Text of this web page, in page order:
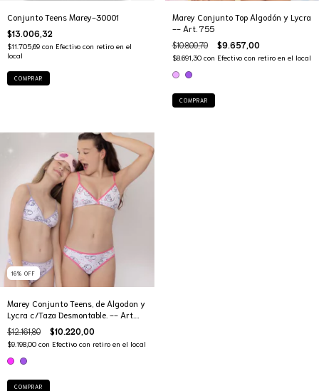
Conjunto Teens Marey-30001
$13.006,32
$11.705,69 con Efectivo con retiro en el
local
COMPRAR
Marey Conjunto Top Algodón y Lycra
-- Art. 755
$10.800,70 $9.657,00
$8.691,30 con Efectivo con retiro en el local
COMPRAR
16% OFF
Marey Conjunto Teens, de Algodon y
Lycra c/Taza Desmontable. -- Art.
3024
$12.161,80 $10.220,00
$9.198,00 con Efectivo con retiro en el local
COMPRAR